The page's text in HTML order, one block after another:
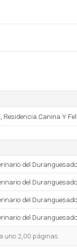
Residencia Canina Y
del
del
del
del
uno 2,00 páginas.